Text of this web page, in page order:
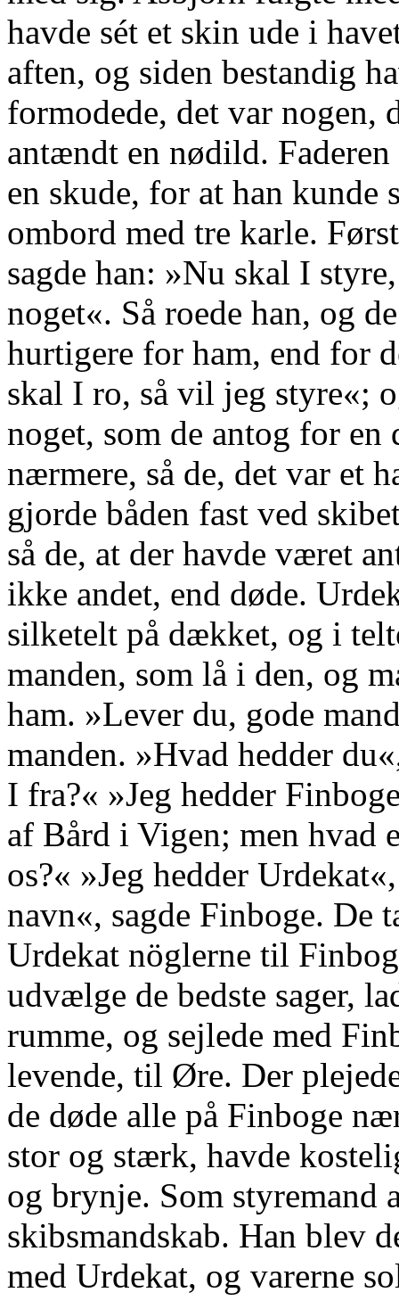
havde sét et skin ude i
aften, og siden bestandig
formodede, det var nogen,
antændt en nødild.
en skude, for at han kunde
ombord med tre karle.
sagde han: »Nu skal I
noget«. Så roede han, og
hurtigere for ham, end for
skal I ro, så vil jeg styre«;
noget, som de antog for
nærmere, så de, det var et
gjorde båden fast ved
så de, at der havde været
ikke andet, end døde.
silketelt på dækket, og i
manden, som lå i den, og
ham. »Lever du, gode
manden. »Hvad hedder
I fra?« »Jeg hedder
af Bård i Vigen; men hvad
os?« »Jeg hedder
navn«, sagde Finboge. De
Urdekat nöglerne til
udvælge de bedste sager,
rumme, og sejlede med
levende, til Øre. Der
de døde alle på Finboge
stor og stærk, havde
og brynje. Som styremand
skibsmandskab. Han blev
med Urdekat, og varerne